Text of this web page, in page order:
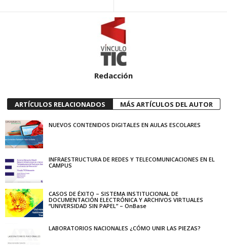
Redacción
ARTÍCULOS RELACIONADOS MÁS ARTÍCULOS DEL AUTOR
NUEVOS CONTENIDOS DIGITALES EN AULAS ESCOLARES
INFRAESTRUCTURA DE REDES Y TELECOMUNICACIONES EN EL
CAMPUS
CASOS DE ÉXITO – SISTEMA INSTITUCIONAL DE
DOCUMENTACIÓN ELECTRÓNICA Y ARCHIVOS VIRTUALES
“UNIVERSIDAD SIN PAPEL” – OnBase
LABORATORIOS NACIONALES ¿CÓMO UNIR LAS PIEZAS?